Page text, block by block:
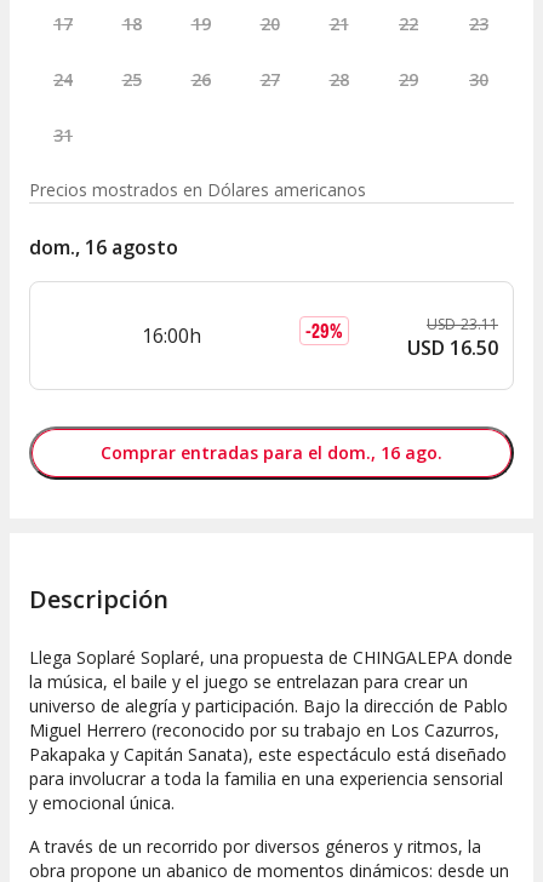
17 18 19 20 21 22 23
24 25 26 27 28 29 30
31
Precios mostrados en Dólares americanos
dom., 16 agosto
16:00h -29% USD 23.11
USD 16.50
Comprar entradas para el dom., 16 ago.
Descripción
Llega Soplaré Soplaré, una propuesta de CHINGALEPA donde
la música, el baile y el juego se entrelazan para crear un
universo de alegría y participación. Bajo la dirección de Pablo
Miguel Herrero (reconocido por su trabajo en Los Cazurros,
Pakapaka y Capitán Sanata), este espectáculo está diseñado
para involucrar a toda la familia en una experiencia sensorial
y emocional única.
A través de un recorrido por diversos géneros y ritmos, la
obra propone un abanico de momentos dinámicos: desde un